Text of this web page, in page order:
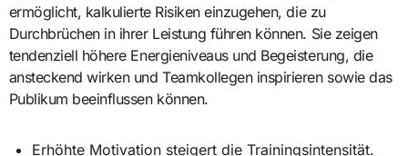
ermöglicht, kalkulierte Risiken einzugehen, die zu
Durchbrüchen in ihrer Leistung führen können. Sie zeigen
tendenziell höhere Energieniveaus und Begeisterung, die
ansteckend wirken und Teamkollegen inspirieren sowie das
Publikum beeinflussen können.
Erhöhte Motivation steigert die Trainingsintensität.